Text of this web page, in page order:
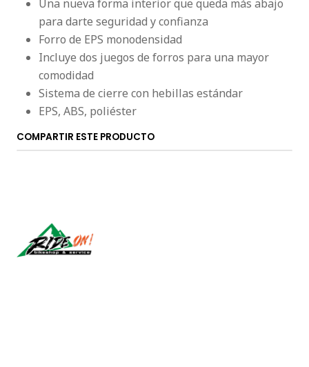
Una nueva forma interior que queda más abajo
para darte seguridad y confianza
Forro de EPS monodensidad
Incluye dos juegos de forros para una mayor
comodidad
Sistema de cierre con hebillas estándar
EPS, ABS, poliéster
COMPARTIR ESTE PRODUCTO